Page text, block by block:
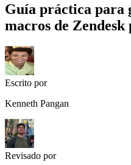
Guía práctica para
macros de
Escrito por
Kenneth Pangan
Revisado por